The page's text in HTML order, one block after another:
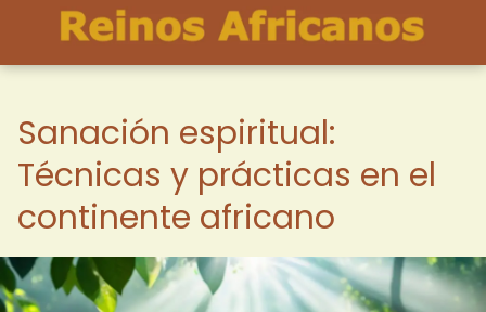
Sanación espiritual:
Técnicas y prácticas en el
continente africano